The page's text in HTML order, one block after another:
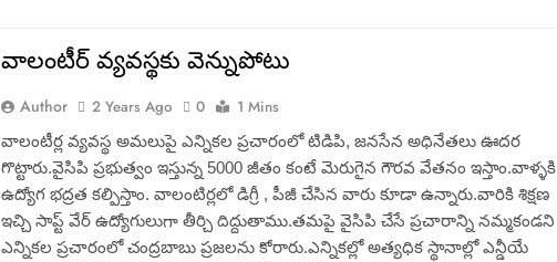
వాలంటీర్ వ్యవస్థకు వెన్నుపోటు
Author 2 Years Ago 0 1 Mins
వాలంటీర్ల వ్యవస్థ అమలుపై ఎన్నికల ప్రచారంలో టిడిపి, జనసేన అధినేతలు ఊదర
గొట్టారు.వైసిపి ప్రభుత్వం ఇస్తున్న 5000 జీతం కంటే మెరుగైన గౌరవ వేతనం ఇస్తాం.వాళ్ళకి
ఉద్యోగ భద్రత కల్పిస్తాం. వాలంటిర్లలో డిగ్రీ , పీజీ చేసిన వారు కూడా ఉన్నారు.వారికి శిక్షణ
ఇచ్చి సాప్ట్ వేర్ ఉద్యోగులుగా తీర్చి దిద్దుతాము.తమపై వైసిపి చేసే ప్రచారాన్ని నమ్మకండని
ఎన్నికల ప్రచారంలో చంద్రబాబు ప్రజలను కోరారు.ఎన్నికల్లో అత్యధిక స్థానాల్లో ఎన్డీయే